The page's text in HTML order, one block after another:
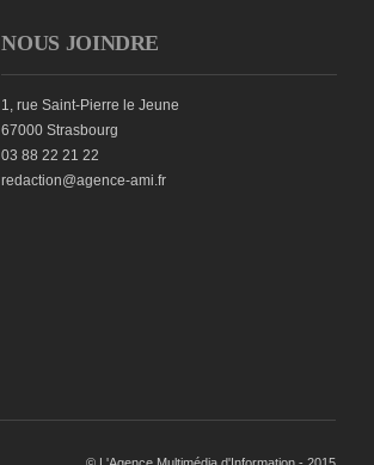
NOUS JOINDRE
1, rue Saint-Pierre le Jeune
67000 Strasbourg
03 88 22 21 22
redaction@agence-ami.fr